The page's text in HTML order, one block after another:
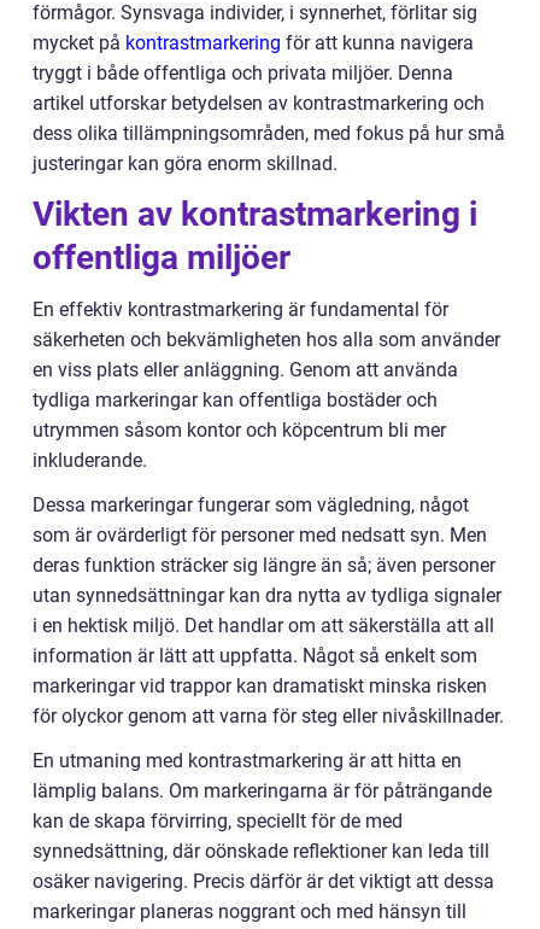
förmågor. Synsvaga individer, i synnerhet, förlitar sig
mycket på kontrastmarkering för att kunna navigera
tryggt i både offentliga och privata miljöer. Denna
artikel utforskar betydelsen av kontrastmarkering och
dess olika tillämpningsområden, med fokus på hur små
justeringar kan göra enorm skillnad.
Vikten av kontrastmarkering i
offentliga miljöer
En effektiv kontrastmarkering är fundamental för
säkerheten och bekvämligheten hos alla som använder
en viss plats eller anläggning. Genom att använda
tydliga markeringar kan offentliga bostäder och
utrymmen såsom kontor och köpcentrum bli mer
inkluderande.
Dessa markeringar fungerar som vägledning, något
som är ovärderligt för personer med nedsatt syn. Men
deras funktion sträcker sig längre än så; även personer
utan synnedsättningar kan dra nytta av tydliga signaler
i en hektisk miljö. Det handlar om att säkerställa att all
information är lätt att uppfatta. Något så enkelt som
markeringar vid trappor kan dramatiskt minska risken
för olyckor genom att varna för steg eller nivåskillnader.
En utmaning med kontrastmarkering är att hitta en
lämplig balans. Om markeringarna är för påträngande
kan de skapa förvirring, speciellt för de med
synnedsättning, där oönskade reflektioner kan leda till
osäker navigering. Precis därför är det viktigt att dessa
markeringar planeras noggrant och med hänsyn till